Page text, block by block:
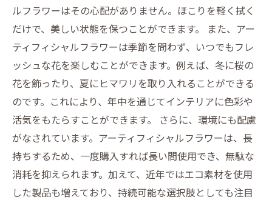
ルフラワーはその心配がありません。ほこりを軽く拭く
だけで、美しい状態を保つことができます。 また、アー
ティフィシャルフラワーは季節を問わず、いつでもフレ
ッシュな花を楽しむことができます。例えば、冬に桜の
花を飾ったり、夏にヒマワリを取り入れることができる
のです。これにより、年中を通じてインテリアに色彩や
活気をもたらすことができます。 さらに、環境にも配慮
がなされています。アーティフィシャルフラワーは、長
持ちするため、一度購入すれば長い間使用でき、無駄な
消耗を抑えられます。加えて、近年ではエコ素材を使用
した製品も増えており、持続可能な選択肢としても注目